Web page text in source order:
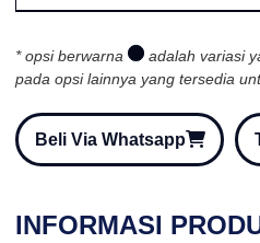
* opsi berwarna
adalah variasi
pada opsi lainnya yang tersedia
Beli Via Whatsapp
INFORMASI